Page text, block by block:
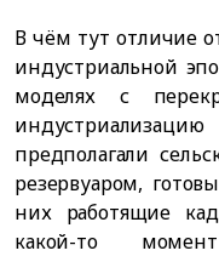
В чём тут отличие
индустриальной
моделях с
предполагали
резервуаром,
них работящие
какой-то